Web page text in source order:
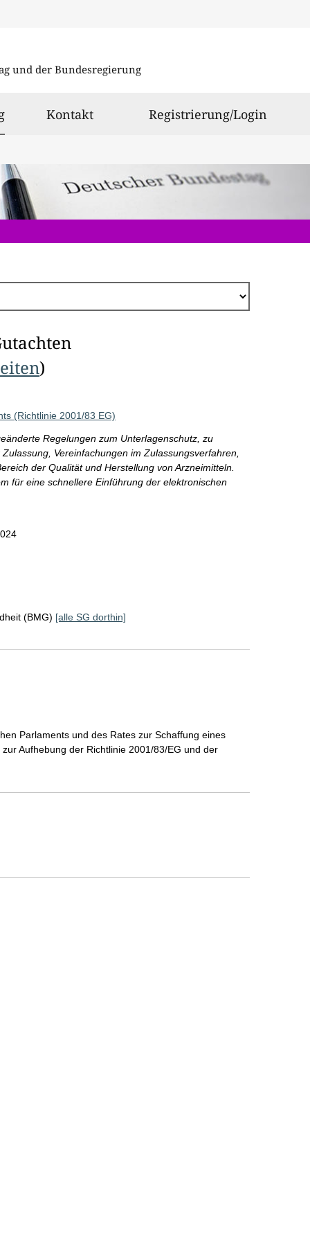
und der Bundesregierung
ausgewählt
Kontakt Registrierung/Login
)
(Richtlinie 2001/83 EG)
Regelungen zum Unterlagenschutz, zu
Vereinfachungen im Zulassungsverfahren,
der Qualität und Herstellung von Arzneimitteln.
für eine schnellere Einführung der elektronischen
(BMG) [alle SG dorthin]
Parlaments und des Rates zur Schaffung eines
Aufhebung der Richtlinie 2001/83/EG und der